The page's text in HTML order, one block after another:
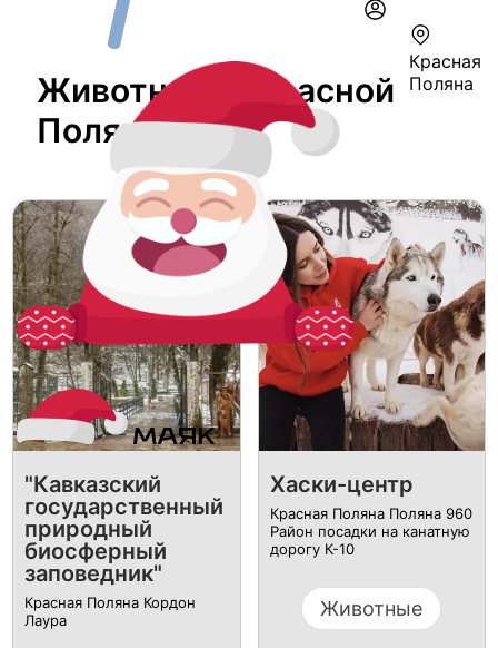
Красная
Поляна
Животные В Красной
Поляне
"Кавказский
государственный
природный
биосферный
заповедник"
Красная Поляна Кордон
Лаура
Хаски-центр
Красная Поляна Поляна 960
Район посадки на канатную
дорогу К-10
Животные